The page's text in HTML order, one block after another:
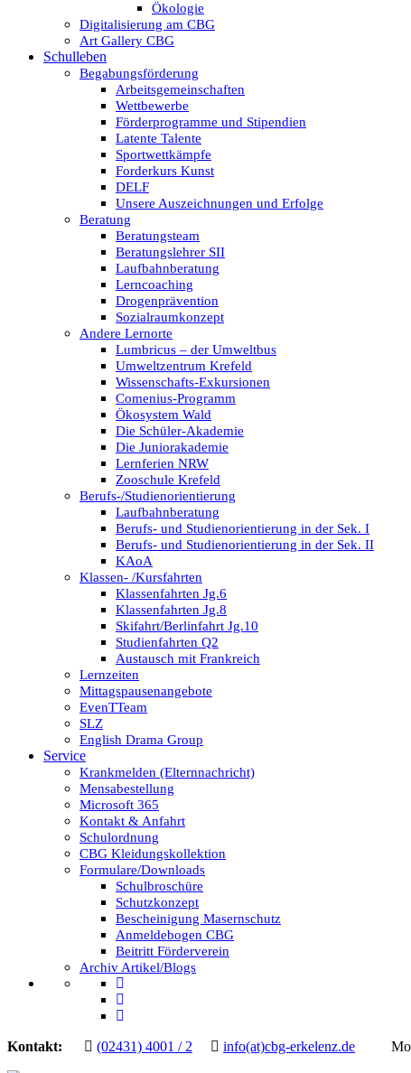
Ökologie
Digitalisierung am CBG
Art Gallery CBG
Schulleben
Begabungsförderung
Arbeitsgemeinschaften
Wettbewerbe
Förderprogramme und Stipendien
Latente Talente
Sportwettkämpfe
Forderkurs Kunst
DELF
Unsere Auszeichnungen und Erfolge
Beratung
Beratungsteam
Beratungslehrer SII
Laufbahnberatung
Lerncoaching
Drogenprävention
Sozialraumkonzept
Andere Lernorte
Lumbricus – der Umweltbus
Umweltzentrum Krefeld
Wissenschafts-Exkursionen
Comenius-Programm
Ökosystem Wald
Die Schüler-Akademie
Die Juniorakademie
Lernferien NRW
Zooschule Krefeld
Berufs-/Studienorientierung
Laufbahnberatung
Berufs- und Studienorientierung in der Sek. I
Berufs- und Studienorientierung in der Sek. II
KAoA
Klassen- /Kursfahrten
Klassenfahrten Jg.6
Klassenfahrten Jg.8
Skifahrt/Berlinfahrt Jg.10
Studienfahrten Q2
Austausch mit Frankreich
Lernzeiten
Mittagspausenangebote
EvenTTeam
SLZ
English Drama Group
Service
Krankmelden (Elternnachricht)
Mensabestellung
Microsoft 365
Kontakt & Anfahrt
Schulordnung
CBG Kleidungskollektion
Formulare/Downloads
Schulbroschüre
Schutzkonzept
Bescheinigung Masernschutz
Anmeldebogen CBG
Beitritt Förderverein
Archiv Artikel/Blogs
Kontakt: (02431) 4001 / 2 info(at)cbg-erkelenz.de Mo.-